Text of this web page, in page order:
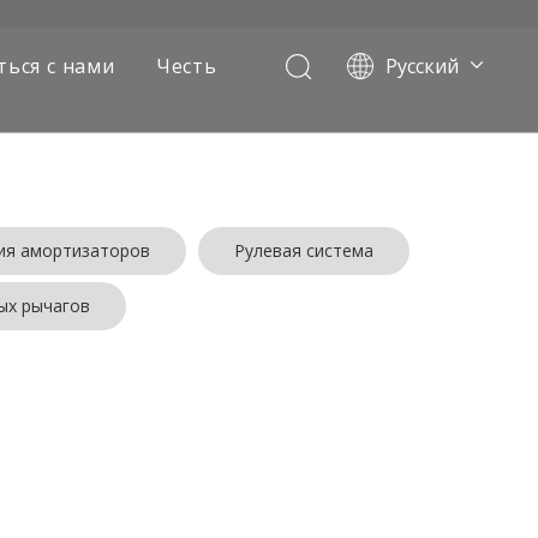
с нами Честь Pусский
Français
English
амортизаторов Рулевая система
рычагов